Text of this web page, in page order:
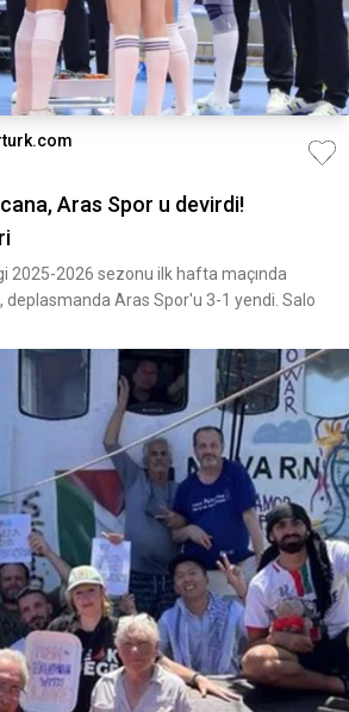
Aras Spor u devirdi!
2025-2026 sezonu ilk hafta maçında
deplasmanda Aras Spor'u 3-1 yendi. Salo